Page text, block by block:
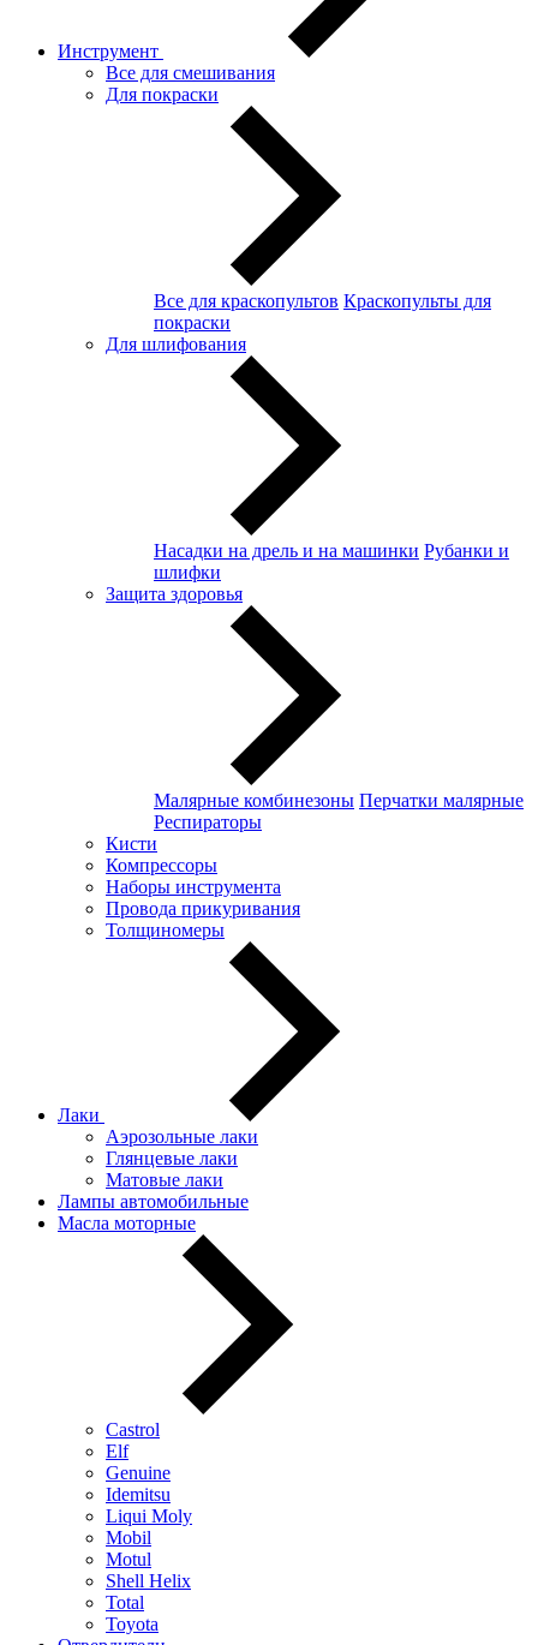
Инструмент
Все для смешивания
Для покраски
Все для краскопультов Краскопульты для
покраски
Для шлифования
Насадки на дрель и на машинки Рубанки и
шлифки
Защита здоровья
Малярные комбинезоны Перчатки малярные
Респираторы
Кисти
Компрессоры
Наборы инструмента
Провода прикуривания
Толщиномеры
Лаки
Аэрозольные лаки
Глянцевые лаки
Матовые лаки
Лампы автомобильные
Масла моторные
Castrol
Elf
Genuine
Idemitsu
Liqui Moly
Mobil
Motul
Shell Helix
Total
Toyota